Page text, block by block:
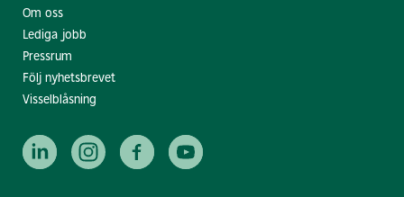
Om oss
Lediga jobb
Pressrum
Följ nyhetsbrevet
Visselblåsning